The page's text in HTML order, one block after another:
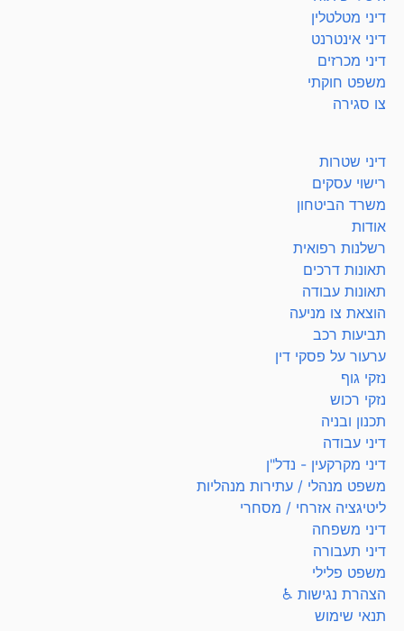
דיני מטלטלין
דיני אינטרנט
דיני מכרזים
משפט חוקתי
צו סגירה
דיני שטרות
רישוי עסקים
משרד הביטחון
אודות
רשלנות רפואית
תאונות דרכים
תאונות עבודה
הוצאת צו מניעה
תביעות רכב
ערעור על פסקי דין
נזקי גוף
נזקי רכוש
תכנון ובניה
דיני עבודה
דיני מקרקעין - נדל"ן
משפט מנהלי / עתירות מנהליות
ליטיגציה אזרחי / מסחרי
דיני משפחה
דיני תעבורה
משפט פלילי
הצהרת נגישות ♿
תנאי שימוש